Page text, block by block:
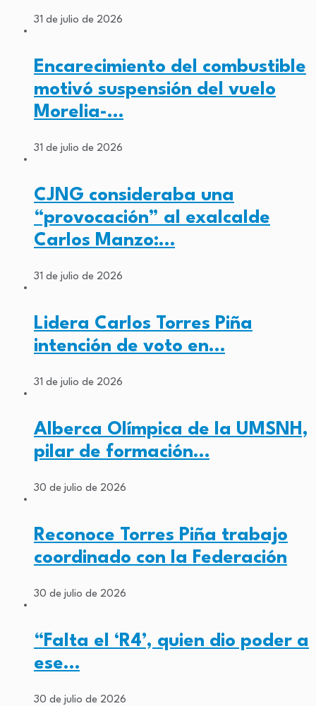
31 de julio de 2026
Encarecimiento del combustible
motivó suspensión del vuelo
Morelia-…
31 de julio de 2026
CJNG consideraba una
“provocación” al exalcalde
Carlos Manzo:…
31 de julio de 2026
Lidera Carlos Torres Piña
intención de voto en…
31 de julio de 2026
Alberca Olímpica de la UMSNH,
pilar de formación…
30 de julio de 2026
Reconoce Torres Piña trabajo
coordinado con la Federación
30 de julio de 2026
“Falta el ‘R4’, quien dio poder a
ese…
30 de julio de 2026